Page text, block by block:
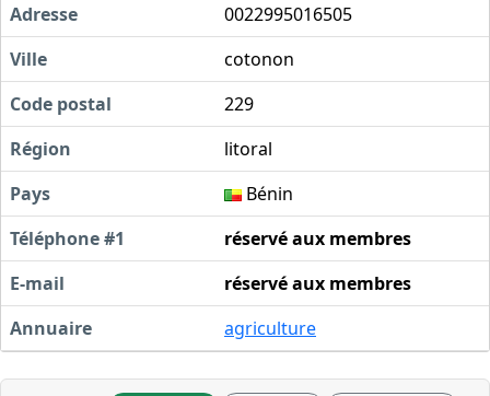
Adresse
0022995016505
Ville
cotonon
Code postal
229
Région
litoral
Pays
Bénin
Téléphone #1
réservé aux membres
E-mail
réservé aux membres
Annuaire
agriculture